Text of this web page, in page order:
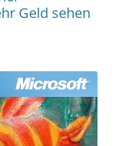
Geld sehen